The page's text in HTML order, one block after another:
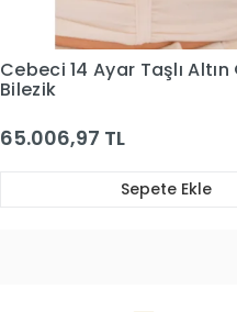
Cebeci 14 Ayar Göz
Dorikalı Bilezik
88.585,32 TL
Sepete Ekle